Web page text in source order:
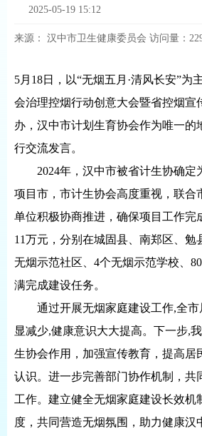
2025-05-19 15:12
来源： 汉中市卫生健康委员会 访问量：
5月18日，以“无烟五月·清风长安”为
会治理控烟行动创意大会暨省控烟宣
办，汉中市计划生育协会作为唯一的
行交流发言。
2024年，汉中市被省计生协确定
项目市，市计生协会高度重视，联合
单位积极协商推进，确保项目工作完
11万元，分别在城固县、南郑区、勉
无烟示范社区、4个无烟示范学校、
满完成建设任务。
通过开展无烟家庭建设工作,全市
显减少,健康意识大大提高。下一步,
生协会作用，加强宣传教育，提高居
认识。进一步完善部门协作机制，共
工作。建立健全无烟家庭建设长效机
度，共同营造无烟氛围，助力健康汉